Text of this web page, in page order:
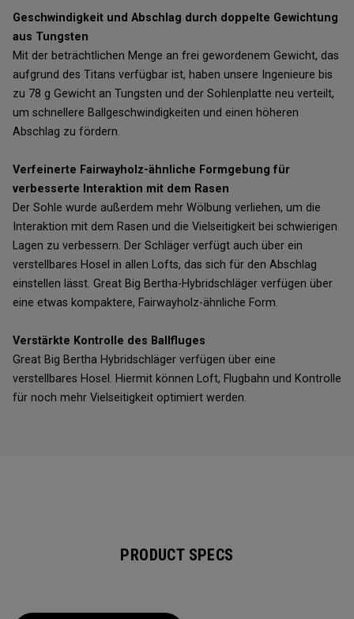
Geschwindigkeit und Abschlag durch doppelte Gewichtung
aus Tungsten
Mit der beträchtlichen Menge an frei gewordenem Gewicht, das
aufgrund des Titans verfügbar ist, haben unsere Ingenieure bis
zu 78 g Gewicht an Tungsten und der Sohlenplatte neu verteilt,
um schnellere Ballgeschwindigkeiten und einen höheren
Abschlag zu fördern.
Verfeinerte Fairwayholz-ähnliche Formgebung für
verbesserte Interaktion mit dem Rasen
Der Sohle wurde außerdem mehr Wölbung verliehen, um die
Interaktion mit dem Rasen und die Vielseitigkeit bei schwierigen
Lagen zu verbessern. Der Schläger verfügt auch über ein
verstellbares Hosel in allen Lofts, das sich für den Abschlag
einstellen lässt. Great Big Bertha-Hybridschläger verfügen über
eine etwas kompaktere, Fairwayholz-ähnliche Form.
Verstärkte Kontrolle des Ballfluges
Great Big Bertha Hybridschläger verfügen über eine
verstellbares Hosel. Hiermit können Loft, Flugbahn und Kontrolle
für noch mehr Vielseitigkeit optimiert werden.
PRODUCT SPECS